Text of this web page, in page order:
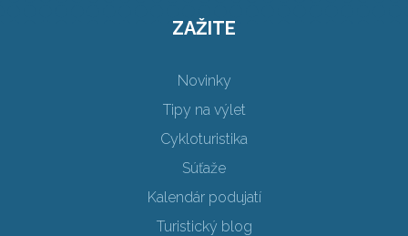
ZAŽITE
Novinky
Tipy na výlet
Cykloturistika
Súťaže
Kalendár podujatí
Turistický blog